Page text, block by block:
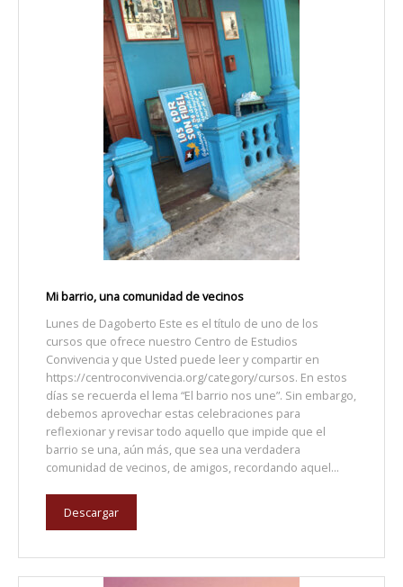
Mi barrio, una comunidad de vecinos
Lunes de Dagoberto Este es el título de uno de los
cursos que ofrece nuestro Centro de Estudios
Convivencia y que Usted puede leer y compartir en
https://centroconvivencia.org/category/cursos. En estos
días se recuerda el lema “El barrio nos une”. Sin embargo,
debemos aprovechar estas celebraciones para
reflexionar y revisar todo aquello que impide que el
barrio se una, aún más, que sea una verdadera
comunidad de vecinos, de amigos, recordando aquel...
Descargar